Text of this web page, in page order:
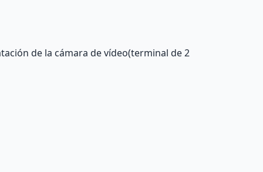
de la cámara de vídeo(terminal de 2